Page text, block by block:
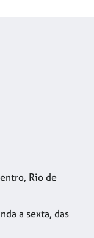
Rio de
a sexta, das